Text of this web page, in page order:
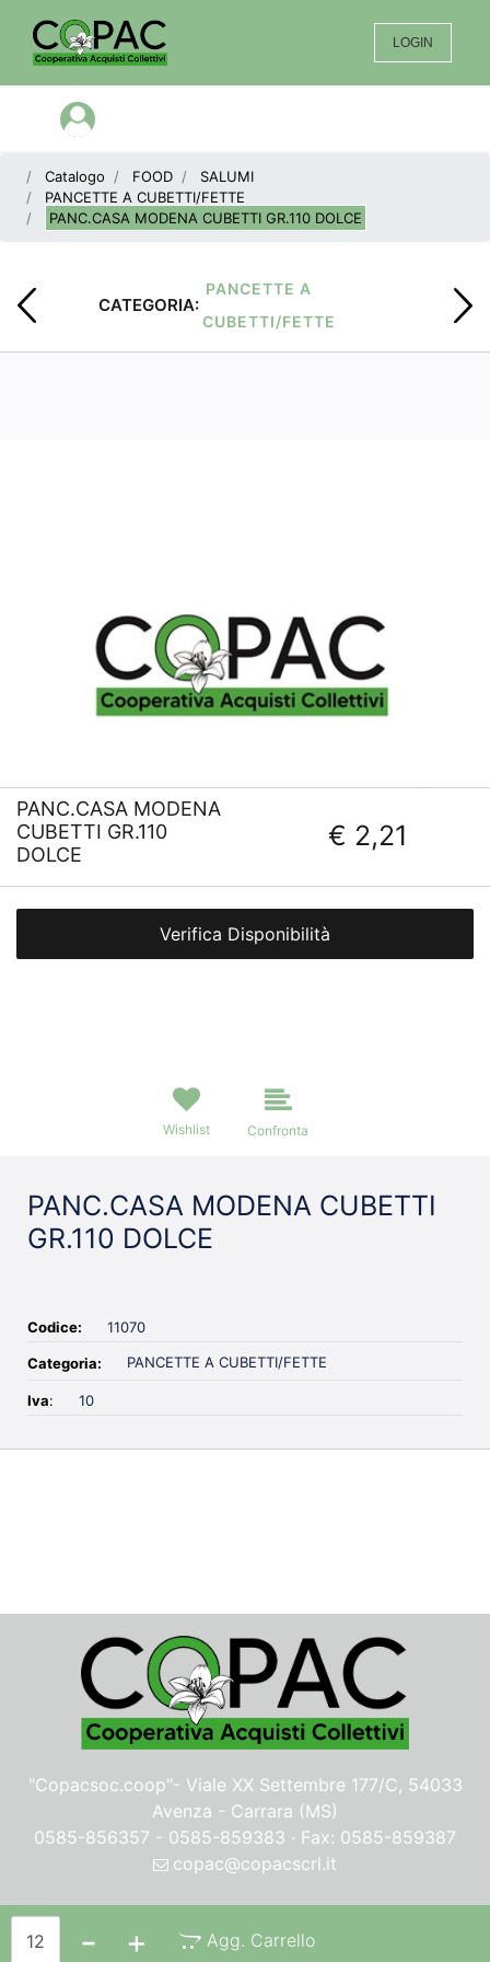
LOGIN
Open menu
Catalogo FOOD
SALUMI
PANCETTE A CUBETTI/FETTE
PANC.CASA MODENA CUBETTI GR.110 DOLCE
CATEGORIA:
PANCETTE A
CUBETTI/FETTE
PANC.CASA MODENA
CUBETTI GR.110
DOLCE
€ 2,21
Verifica Disponibilità
Wishlist Confronta
PANC.CASA MODENA CUBETTI
GR.110 DOLCE
Codice: 11070
Categoria: PANCETTE A CUBETTI/FETTE
Iva: 10
Agg. Carrello
"Copacsoc.coop"- Viale XX Settembre 177/C, 54033
Avenza - Carrara (MS)
0585-856357 - 0585-859383 · Fax: 0585-859387
copac@copacscrl.it